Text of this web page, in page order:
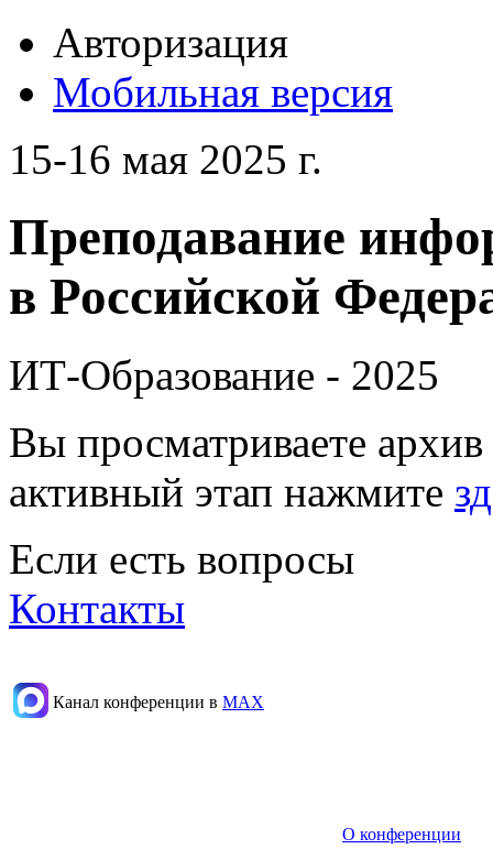
Авторизация
Мобильная версия
15-16 мая 2025 г.
Преподавание
в Российской
ИТ-Образование - 2025
Вы просматриваете
активный этап нажмите
Если есть вопросы
Контакты
Канал конференции в МАХ
О конференции